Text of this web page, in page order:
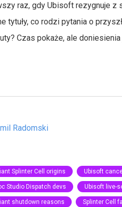
raz, gdy Ubisoft rezygnuje
tytuły, co rodzi pytania o
Czas pokaże, ale
Radomski
Splinter Cell origins Ubisoft
Studio Dispatch devs Ubisoft live-
shutdown reasons Splinter Cell